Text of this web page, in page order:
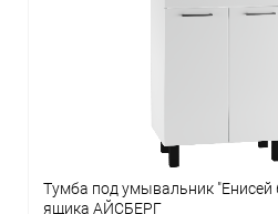
Тумба под умывальник "Енисей
ящика АЙСБЕРГ